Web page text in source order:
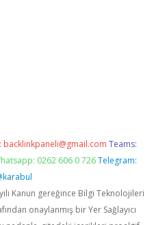
backlinkpaneli@gmail.com Teams:
0262 606 0 726 Telegram:
Kanun gereğince Bilgi Teknolojileri
onaylanmış bir Yer Sağlayıcı